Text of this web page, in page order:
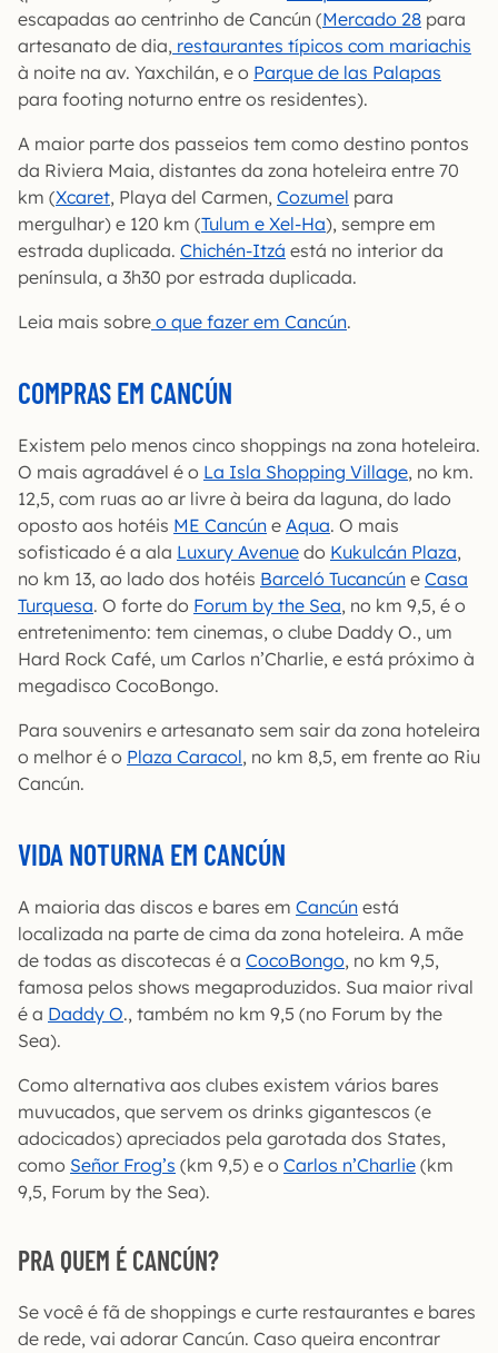
escapadas ao centrinho de Cancún (Mercado 28 para
artesanato de dia, restaurantes típicos com mariachis
à noite na av. Yaxchilán, e o Parque de las Palapas
para footing noturno entre os residentes).
A maior parte dos passeios tem como destino pontos
da Riviera Maia, distantes da zona hoteleira entre 70
km (Xcaret, Playa del Carmen, Cozumel para
mergulhar) e 120 km (Tulum e Xel-Ha), sempre em
estrada duplicada. Chichén-Itzá está no interior da
península, a 3h30 por estrada duplicada.
Leia mais sobre o que fazer em Cancún.
COMPRAS EM CANCÚN
Existem pelo menos cinco shoppings na zona hoteleira.
O mais agradável é o La Isla Shopping Village, no km.
12,5, com ruas ao ar livre à beira da laguna, do lado
oposto aos hotéis ME Cancún e Aqua. O mais
sofisticado é a ala Luxury Avenue do Kukulcán Plaza,
no km 13, ao lado dos hotéis Barceló Tucancún e Casa
Turquesa. O forte do Forum by the Sea, no km 9,5, é o
entretenimento: tem cinemas, o clube Daddy O., um
Hard Rock Café, um Carlos n’Charlie, e está próximo à
megadisco CocoBongo.
Para souvenirs e artesanato sem sair da zona hoteleira
o melhor é o Plaza Caracol, no km 8,5, em frente ao Riu
Cancún.
VIDA NOTURNA EM CANCÚN
A maioria das discos e bares em Cancún está
localizada na parte de cima da zona hoteleira. A mãe
de todas as discotecas é a CocoBongo, no km 9,5,
famosa pelos shows megaproduzidos. Sua maior rival
é a Daddy O., também no km 9,5 (no Forum by the
Sea).
Como alternativa aos clubes existem vários bares
muvucados, que servem os drinks gigantescos (e
adocicados) apreciados pela garotada dos States,
como Señor Frog’s (km 9,5) e o Carlos n’Charlie (km
9,5, Forum by the Sea).
PRA QUEM É CANCÚN?
Se você é fã de shoppings e curte restaurantes e bares
de rede, vai adorar Cancún. Caso queira encontrar